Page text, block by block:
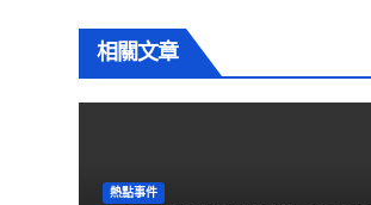
相關文章
熱點事件